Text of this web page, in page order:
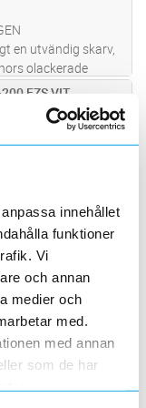
innehållet
funktioner
Vi
och annan
medier och
med.
med annan
som de har
fördelad last.
...läs mer
en utvändig skarv,
olackerade
kan avgreningen
En enklare
...läs mer
FZS VIT
FzsVit För montage
och som bärok
Alternativ –
och knäck rännan till
Alternativ –
knäck rännan till